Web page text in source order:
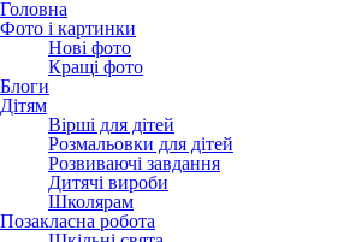
Головна
Фото і картинки
Нові фото
Кращі фото
Блоги
Дітям
Вірші для дітей
Розмальовки для дітей
Розвиваючі завдання
Дитячі вироби
Школярам
Позакласна робота